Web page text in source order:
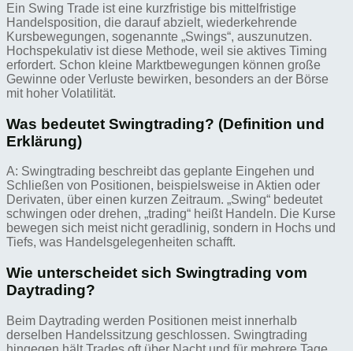
Ein Swing Trade ist eine kurzfristige bis mittelfristige
Handelsposition, die darauf abzielt, wiederkehrende
Kursbewegungen, sogenannte „Swings“, auszunutzen.
Hochspekulativ ist diese Methode, weil sie aktives Timing
erfordert. Schon kleine Marktbewegungen können große
Gewinne oder Verluste bewirken, besonders an der Börse
mit hoher Volatilität.
Was bedeutet Swingtrading? (Definition und
Erklärung)
A: Swingtrading beschreibt das geplante Eingehen und
Schließen von Positionen, beispielsweise in Aktien oder
Derivaten, über einen kurzen Zeitraum. „Swing“ bedeutet
schwingen oder drehen, „trading“ heißt Handeln. Die Kurse
bewegen sich meist nicht geradlinig, sondern in Hochs und
Tiefs, was Handelsgelegenheiten schafft.
Wie unterscheidet sich Swingtrading vom
Daytrading?
Beim Daytrading werden Positionen meist innerhalb
derselben Handelssitzung geschlossen. Swingtrading